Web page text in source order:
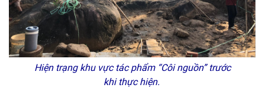
Hiện trạng khu vực tác phẩm “Côi nguồn” trước
khi thực hiện.